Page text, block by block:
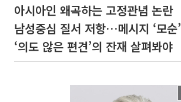
아시아인 왜곡하는 고정관념 논란
남성중심 질서 저항…메시지 ‘모순’
‘의도 않은 편견’의 잔재 살펴봐야